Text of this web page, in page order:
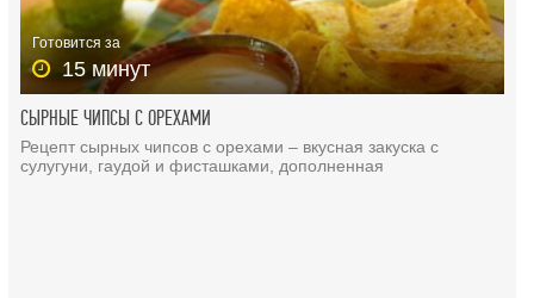
Готовится за
15 минут
СЫРНЫЕ ЧИПСЫ С ОРЕХАМИ
Рецепт сырных чипсов с орехами – вкусная закуска с
сулугуни, гаудой и фисташками, дополненная